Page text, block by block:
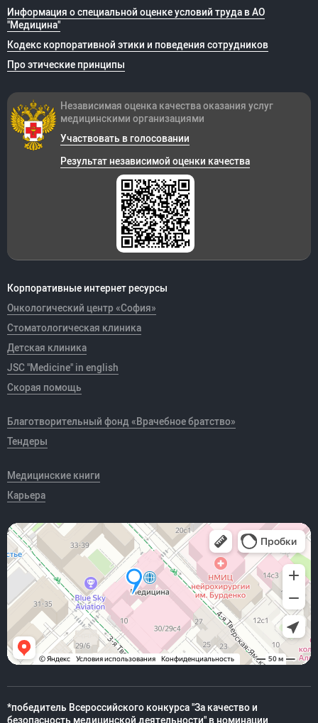
Информация о специальной оценке условий труда в АО
"Медицина"
Кодекс корпоративной этики и поведения сотрудников
Про этические принципы
Корпоративные интернет ресурсы
Онкологический центр «София»
Стоматологическая клиника
Детская клиника
JSC "Medicine" in english
Скорая помощь
Благотворительный фонд «Врачебное братство»
Тендеры
Медицинские книги
Карьера
Независимая оценка качества оказания услуг
медицинскими организациями
Участвовать в голосовании
Результат независимой оценки качества
*победитель Всероссийского конкурса "За качество и
безопасность медицинской деятельности" в номинации